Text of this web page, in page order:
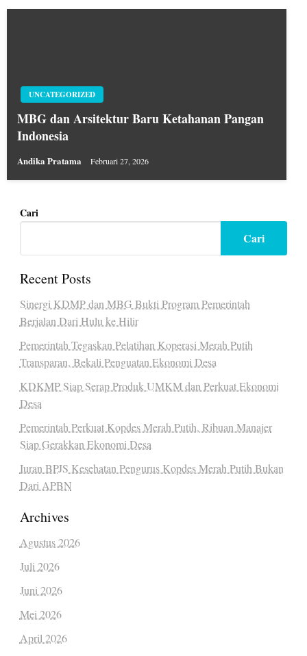
UNCATEGORIZED
MBG dan Arsitektur Baru Ketahanan Pangan
Indonesia
Andika Pratama Februari 27, 2026
Cari
Cari
Recent Posts
Sinergi KDMP dan MBG Bukti Program Pemerintah
Berjalan Dari Hulu ke Hilir
Pemerintah Tegaskan Pelatihan Koperasi Merah Putih
Transparan, Bekali Penguatan Ekonomi Desa
KDKMP Siap Serap Produk UMKM dan Perkuat Ekonomi
Desa
Pemerintah Perkuat Kopdes Merah Putih, Ribuan Manajer
Siap Gerakkan Ekonomi Desa
Iuran BPJS Kesehatan Pengurus Kopdes Merah Putih Bukan
Dari APBN
Archives
Agustus 2026
Juli 2026
Juni 2026
Mei 2026
April 2026